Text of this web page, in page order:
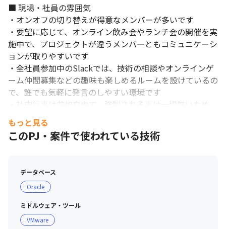
■ 現場・社員の雰囲気
・オンオフの切り替えが得意なメンバーが多いです
・要望に応じて、オンライン飲み会やランチ会の開催を実
施中で、プロジェクトが違うメンバーともコミュニケーシ
ョンが取りやすいです
・全社員参加中のSlackでは、技術の相談やオンラインゲ
ーム仲間募集などの趣味も楽しめるルームを設けているの
で、誰でも気軽に発言のしやすい環境です
・社内行事は参加自由で、強制される事は一切無いため、
自分や家族と過ごす時間がしっかり作れます
■ 社風
おり、定着率は96％以上です（2026年7月時点）
・代表と現場のメンバーとの距離も近く、技術に関する相
談など気軽にコミュニケーションが取れる環境です
・多様性と個性を大切にした会社作りをしています
・有給消化率は創立以降100％で本社への事前申請を義務
もっと見る
このPJ・案件で使われている技術
データベース
Oracle
ミドルウェア・ツール
VMware